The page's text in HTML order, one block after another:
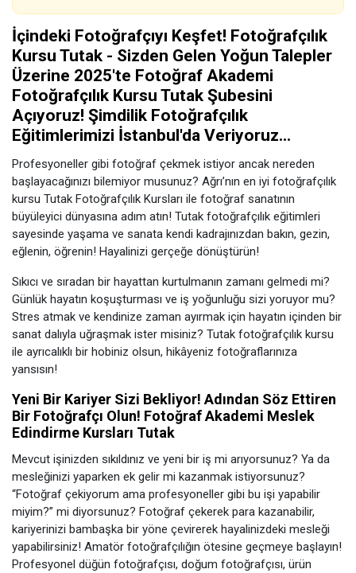
İçindeki Fotoğrafçıyı Keşfet! Fotoğrafçılık
Kursu Tutak - Sizden Gelen Yoğun Talepler
Üzerine 2025'te Fotoğraf Akademi
Fotoğrafçılık Kursu Tutak Şubesini
Açıyoruz! Şimdilik Fotoğrafçılık
Eğitimlerimizi İstanbul'da Veriyoruz...
Profesyoneller gibi fotoğraf çekmek istiyor ancak nereden
başlayacağınızı bilemiyor musunuz? Ağrı’nın en iyi fotoğrafçılık
kursu Tutak Fotoğrafçılık Kursları ile fotoğraf sanatının
büyüleyici dünyasına adım atın! Tutak fotoğrafçılık eğitimleri
sayesinde yaşama ve sanata kendi kadrajınızdan bakın, gezin,
eğlenin, öğrenin! Hayalinizi gerçeğe dönüştürün!
Sıkıcı ve sıradan bir hayattan kurtulmanın zamanı gelmedi mi?
Günlük hayatın koşuşturması ve iş yoğunluğu sizi yoruyor mu?
Stres atmak ve kendinize zaman ayırmak için hayatın içinden bir
sanat dalıyla uğraşmak ister misiniz? Tutak fotoğrafçılık kursu
ile ayrıcalıklı bir hobiniz olsun, hikâyeniz fotoğraflarınıza
yansısın!
Yeni Bir Kariyer Sizi Bekliyor! Adından Söz Ettiren
Bir Fotoğrafçı Olun! Fotoğraf Akademi Meslek
Edindirme Kursları Tutak
Mevcut işinizden sıkıldınız ve yeni bir iş mi arıyorsunuz? Ya da
mesleğinizi yaparken ek gelir mi kazanmak istiyorsunuz?
“Fotoğraf çekiyorum ama profesyoneller gibi bu işi yapabilir
miyim?” mi diyorsunuz? Fotoğraf çekerek para kazanabilir,
kariyerinizi bambaşka bir yöne çevirerek hayalinizdeki mesleği
yapabilirsiniz! Amatör fotoğrafçılığın ötesine geçmeye başlayın!
Profesyonel düğün fotoğrafçısı, doğum fotoğrafçısı, ürün